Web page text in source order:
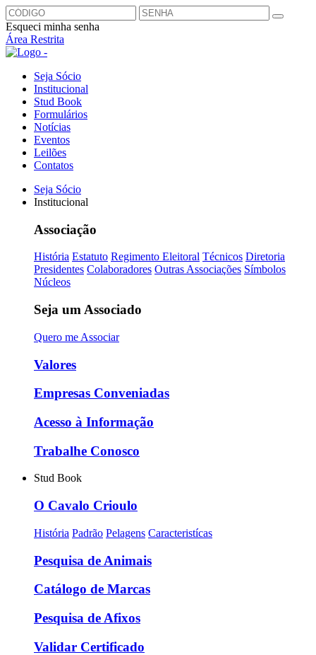
Esqueci minha senha
Área Restrita
Seja Sócio
Institucional
Stud Book
Formulários
Notícias
Eventos
Leilões
Contatos
Seja Sócio
Institucional
Associação
História Estatuto Regimento Eleitoral Técnicos Diretoria
Presidentes Colaboradores Outras Associações Símbolos
Núcleos
Seja um Associado
Quero me Associar
Valores
Empresas Conveniadas
Acesso à Informação
Trabalhe Conosco
Stud Book
O Cavalo Crioulo
História Padrão Pelagens Caracteristícas
Pesquisa de Animais
Catálogo de Marcas
Pesquisa de Afixos
Validar Certificado